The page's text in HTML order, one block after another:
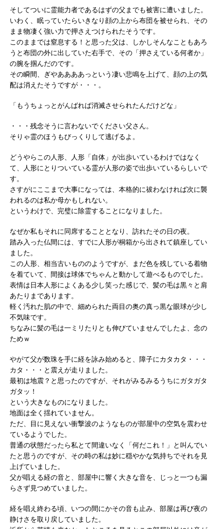
そしてついに霊能力者であるはずの父までも被害に遭いました。
いわく、眠っていたらいきなり顔の上から布団を被せられ、その
まま物凄く強い力で押さえつけられたそうです。
このままでは窒息する！と思った父は、しかしそんなこともあろ
うと布団の外に出していた右手で、その「押さえている何者か」
の腕を掴んだのです。
その瞬間、ぎやああああっという凄い悲鳴を上げて、顔の上の気
配は消えたそうですが・・・。
「もうちょっとがんばれば消滅させられたんだけどな」
・・・残念そうに言わないでください父さん。
そりゃ霊のほうもびっくりして逃げるよ。
どうやらこの人形、人形「自体」が出歩いているわけではなく
て、人形にとりついている霊が人形の姿で出歩いているらしいで
す。
さすがにここまで大事になっては、本格的に祓わなければ次に襲
われるのは私か母かもしれない。
というわけで、完璧に除霊することになりました。
なぜか私もそれに同席することとなり、訪れたその日の夜。
踏み入った仏間には、すでに人形が桐箱から出されて鎮座してい
ました。
この人形、相当古いもののようですが、まだ色を残している着物
を着ていて、間接は球体でちゃんと動かして遊べるものでした。
表情は日本人形によくある少し笑った感じで、髪の毛は黒々と肩
あたりまであります。
軽く汚れた肌の中で、細められた両目の奥の真っ黒な眼球が少し
不気味です。
ちなみに髪の毛は一ミリたりとも伸びていませんでしたよ、念の
ためｗ
やがて父が数珠を手に経を詠み始めると、障子にカタカタ・・・
カタ・・・と震えが走りました。
最初は地震？と思ったのですが、それがみるみるうちにガタガタ
ガタッ！
という大きなものになりました。
地面は全く揺れていません。
ただ、目に見えない衝撃波のようなものが部屋中の空気を震わせ
ているようでした。
普通の状態だったら私とて間違いなく「何だこれ！」と叫んでい
たと思うのですが、その時の私は妙に穏やかな気持ちでそれを見
上げていました。
父が唱える経の音と、部屋中に響く大きな音を、じっと一つも漏
らさず見つめていました。
経を唱え終わる頃、いつの間にかその音も止み、部屋は再び夜の
静けさを取り戻していました。